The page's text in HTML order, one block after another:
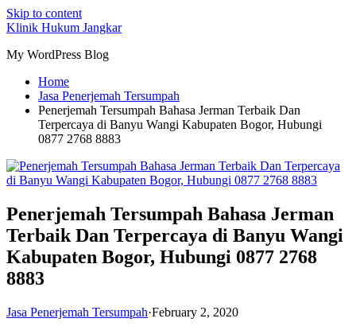
Skip to content
Klinik Hukum Jangkar
My WordPress Blog
Home
Jasa Penerjemah Tersumpah
Penerjemah Tersumpah Bahasa Jerman Terbaik Dan
Terpercaya di Banyu Wangi Kabupaten Bogor, Hubungi
0877 2768 8883
Penerjemah Tersumpah Bahasa Jerman
Terbaik Dan Terpercaya di Banyu Wangi
Kabupaten Bogor, Hubungi 0877 2768
8883
Jasa Penerjemah Tersumpah·February 2, 2020